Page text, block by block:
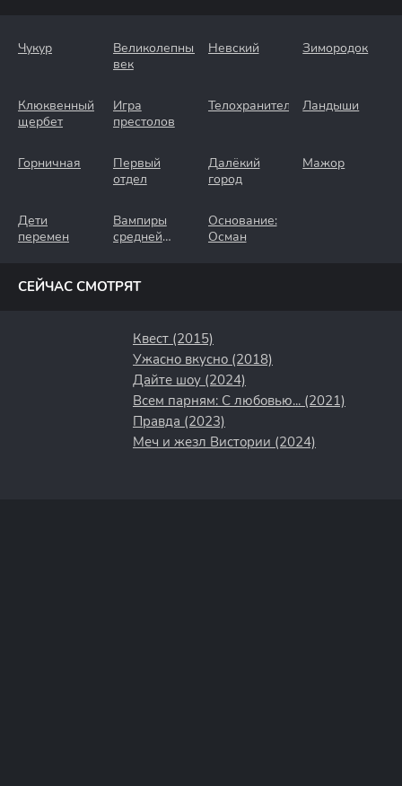
Чукур
Великолепный
век
Невский Зимородок
Клюквенный
щербет
Игра
престолов
Телохранители Ландыши
Горничная
Первый
отдел
Далёкий
город
Мажор
Дети
перемен
Вампиры
средней
Основание:
Осман
СЕЙЧАС СМОТРЯТ
Квест (2015)
Ужасно вкусно (2018)
Дайте шоу (2024)
Всем парням: С любовью... (2021)
Правда (2023)
Меч и жезл Вистории (2024)